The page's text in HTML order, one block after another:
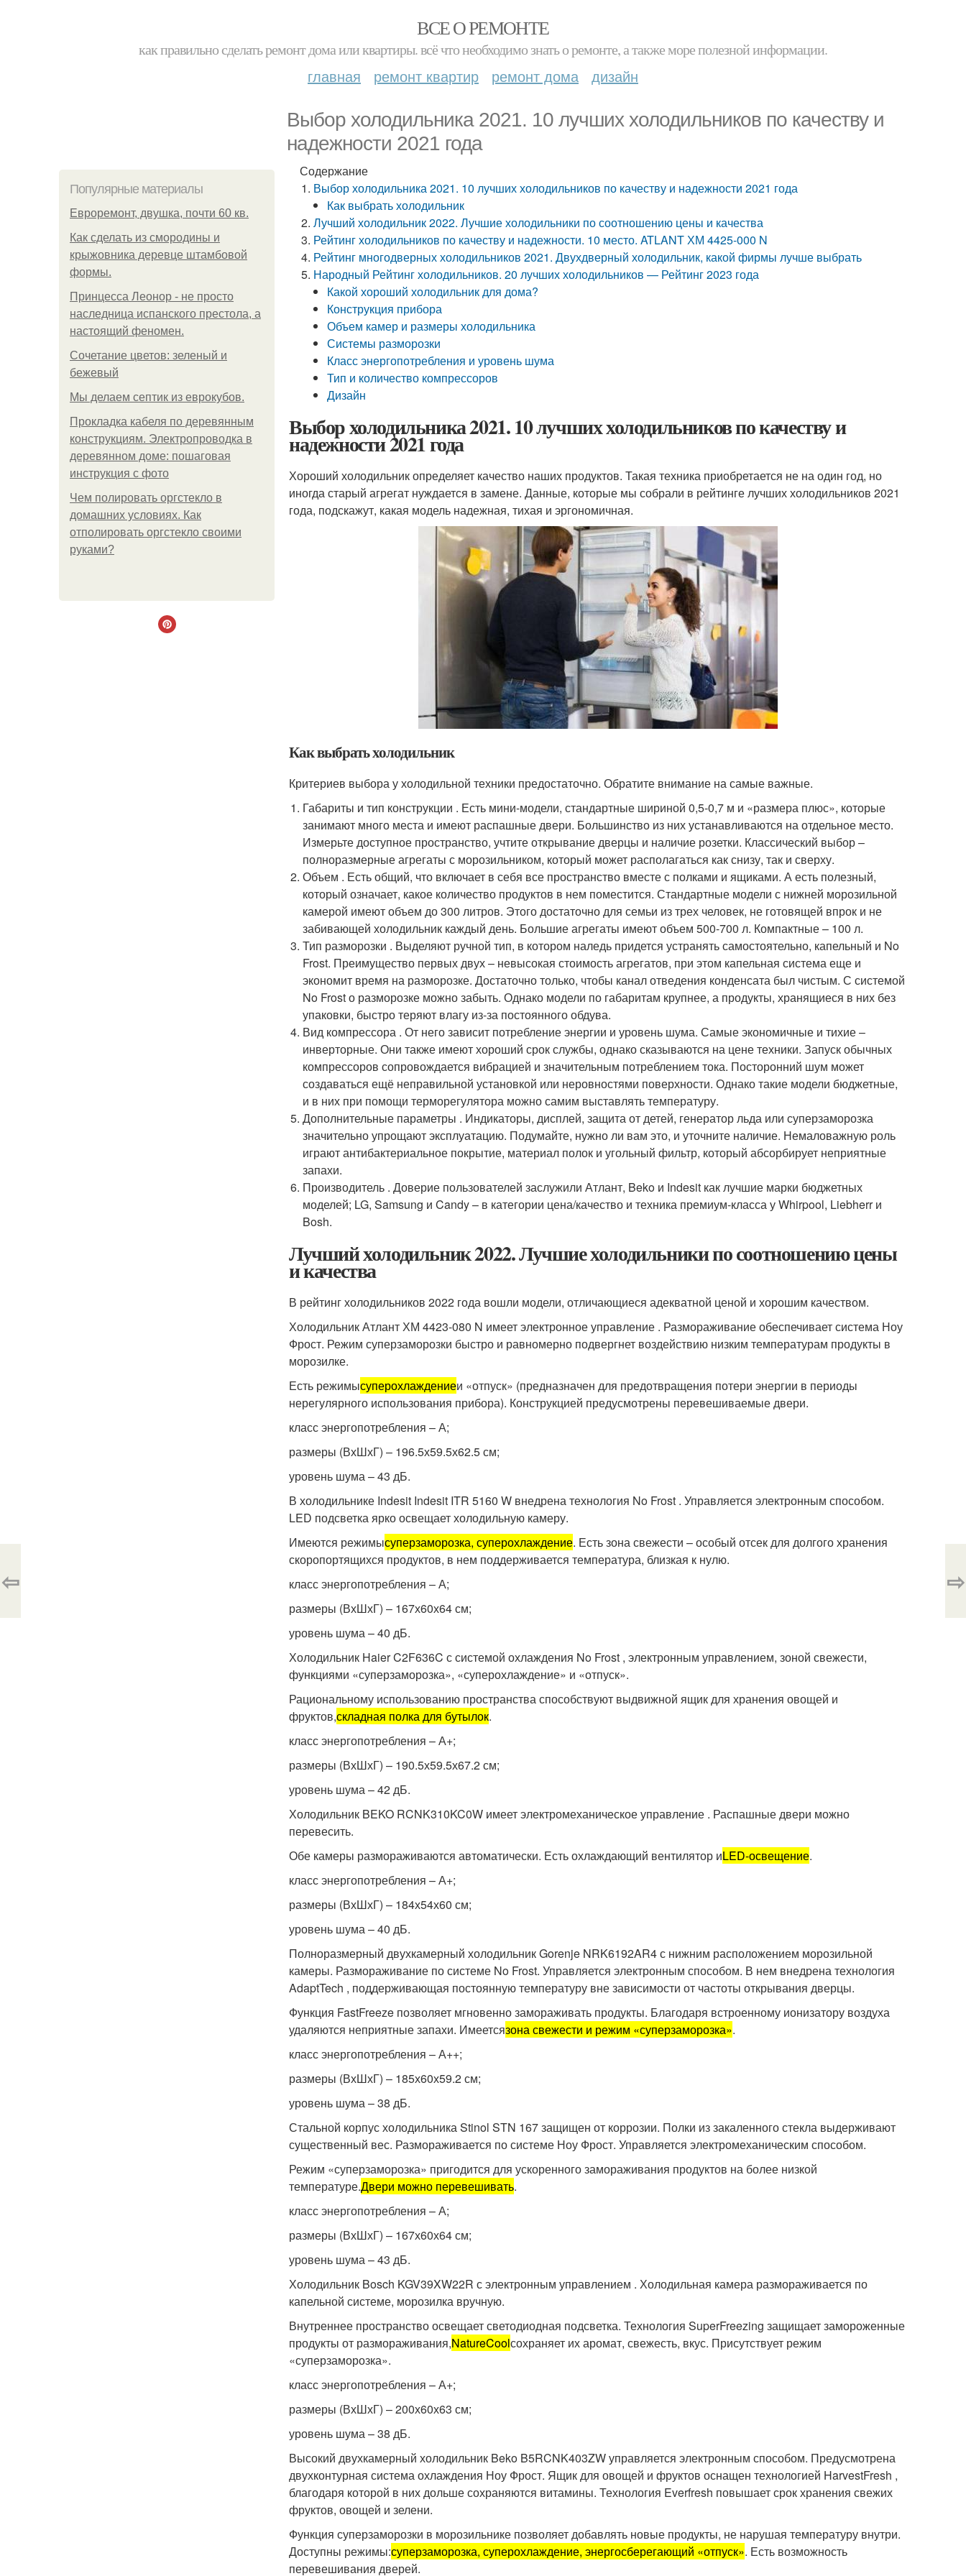
ВСЕ О РЕМОНТЕ
как правильно сделать ремонт дома или квартиры. всё что необходимо знать о ремонте, а также море полезной информации.
главная ремонт квартир ремонт дома дизайн
Выбор холодильника 2021. 10 лучших холодильников по качеству и
надежности 2021 года
Популярные материалы
Евроремонт, двушка, почти 60 кв.
Как сделать из смородины и
крыжовника деревце штамбовой
формы.
Принцесса Леонор - не просто
наследница испанского престола, а
настоящий феномен.
Сочетание цветов: зеленый и
бежевый
Мы делаем септик из еврокубов.
Прокладка кабеля по деревянным
конструкциям. Электропроводка в
деревянном доме: пошаговая
инструкция с фото
Чем полировать оргстекло в
домашних условиях. Как
отполировать оргстекло своими
руками?
Содержание
Выбор холодильника 2021. 10 лучших холодильников по качеству и надежности 2021 года
Как выбрать холодильник
Лучший холодильник 2022. Лучшие холодильники по соотношению цены и качества
Рейтинг холодильников по качеству и надежности. 10 место. ATLANT ХМ 4425-000 N
Рейтинг многодверных холодильников 2021. Двухдверный холодильник, какой фирмы лучше выбрать
Народный Рейтинг холодильников. 20 лучших холодильников — Рейтинг 2023 года
Какой хороший холодильник для дома?
Конструкция прибора
Объем камер и размеры холодильника
Системы разморозки
Класс энергопотребления и уровень шума
Тип и количество компрессоров
Дизайн
Выбор холодильника 2021. 10 лучших холодильников по качеству и
надежности 2021 года
Хороший холодильник определяет качество наших продуктов. Такая техника приобретается не на один год, но
иногда старый агрегат нуждается в замене. Данные, которые мы собрали в рейтинге лучших холодильников 2021
года, подскажут, какая модель надежная, тихая и эргономичная.
Как выбрать холодильник
Критериев выбора у холодильной техники предостаточно. Обратите внимание на самые важные.
Габариты и тип конструкции . Есть мини-модели, стандартные шириной 0,5-0,7 м и «размера плюс», которые
занимают много места и имеют распашные двери. Большинство из них устанавливаются на отдельное место.
Измерьте доступное пространство, учтите открывание дверцы и наличие розетки. Классический выбор –
полноразмерные агрегаты с морозильником, который может располагаться как снизу, так и сверху.
Объем . Есть общий, что включает в себя все пространство вместе с полками и ящиками. А есть полезный,
который означает, какое количество продуктов в нем поместится. Стандартные модели с нижней морозильной
камерой имеют объем до 300 литров. Этого достаточно для семьи из трех человек, не готовящей впрок и не
забивающей холодильник каждый день. Большие агрегаты имеют объем 500-700 л. Компактные – 100 л.
Тип разморозки . Выделяют ручной тип, в котором наледь придется устранять самостоятельно, капельный и No
Frost. Преимущество первых двух – невысокая стоимость агрегатов, при этом капельная система еще и
экономит время на разморозке. Достаточно только, чтобы канал отведения конденсата был чистым. С системой
No Frost о разморозке можно забыть. Однако модели по габаритам крупнее, а продукты, хранящиеся в них без
упаковки, быстро теряют влагу из-за постоянного обдува.
Вид компрессора . От него зависит потребление энергии и уровень шума. Самые экономичные и тихие –
инверторные. Они также имеют хороший срок службы, однако сказываются на цене техники. Запуск обычных
компрессоров сопровождается вибрацией и значительным потреблением тока. Посторонний шум может
создаваться ещё неправильной установкой или неровностями поверхности. Однако такие модели бюджетные,
и в них при помощи терморегулятора можно самим выставлять температуру.
Дополнительные параметры . Индикаторы, дисплей, защита от детей, генератор льда или суперзаморозка
значительно упрощают эксплуатацию. Подумайте, нужно ли вам это, и уточните наличие. Немаловажную роль
играют антибактериальное покрытие, материал полок и угольный фильтр, который абсорбирует неприятные
запахи.
Производитель . Доверие пользователей заслужили Атлант, Beko и Indesit как лучшие марки бюджетных
моделей; LG, Samsung и Candy – в категории цена/качество и техника премиум-класса у Whirpool, Liebherr и
Bosh.
Лучший холодильник 2022. Лучшие холодильники по соотношению цены
и качества
В рейтинг холодильников 2022 года вошли модели, отличающиеся адекватной ценой и хорошим качеством.
Холодильник Атлант ХМ 4423-080 N имеет электронное управление . Размораживание обеспечивает система Ноу
Фрост. Режим суперзаморозки быстро и равномерно подвергнет воздействию низким температурам продукты в
морозилке.
Есть режимысуперохлаждениеи «отпуск» (предназначен для предотвращения потери энергии в периоды
нерегулярного использования прибора). Конструкцией предусмотрены перевешиваемые двери.
класс энергопотребления – А;
размеры (ВхШхГ) – 196.5х59.5х62.5 см;
уровень шума – 43 дБ.
В холодильнике Indesit Indesit ITR 5160 W внедрена технология No Frost . Управляется электронным способом.
LED подсветка ярко освещает холодильную камеру.
Имеются режимысуперзаморозка, суперохлаждение. Есть зона свежести – особый отсек для долгого хранения
скоропортящихся продуктов, в нем поддерживается температура, близкая к нулю.
класс энергопотребления – А;
размеры (ВхШхГ) – 167х60х64 см;
уровень шума – 40 дБ.
Холодильник Haier C2F636C с системой охлаждения No Frost , электронным управлением, зоной свежести,
функциями «суперзаморозка», «суперохлаждение» и «отпуск».
Рациональному использованию пространства способствуют выдвижной ящик для хранения овощей и
фруктов,складная полка для бутылок.
класс энергопотребления – А+;
размеры (ВхШхГ) – 190.5х59.5х67.2 см;
уровень шума – 42 дБ.
Холодильник BEKO RCNK310KC0W имеет электромеханическое управление . Распашные двери можно
перевесить.
Обе камеры размораживаются автоматически. Есть охлаждающий вентилятор иLED-освещение.
класс энергопотребления – А+;
размеры (ВхШхГ) – 184х54х60 см;
уровень шума – 40 дБ.
Полноразмерный двухкамерный холодильник Gorenje NRK6192AR4 с нижним расположением морозильной
камеры. Размораживание по системе No Frost. Управляется электронным способом. В нем внедрена технология
AdaptTech , поддерживающая постоянную температуру вне зависимости от частоты открывания дверцы.
Функция FastFreeze позволяет мгновенно замораживать продукты. Благодаря встроенному ионизатору воздуха
удаляются неприятные запахи. Имеетсязона свежести и режим «суперзаморозка».
класс энергопотребления – А++;
размеры (ВхШхГ) – 185х60х59.2 см;
уровень шума – 38 дБ.
Стальной корпус холодильника Stinol STN 167 защищен от коррозии. Полки из закаленного стекла выдерживают
существенный вес. Размораживается по системе Ноу Фрост. Управляется электромеханическим способом.
Режим «суперзаморозка» пригодится для ускоренного замораживания продуктов на более низкой
температуре.Двери можно перевешивать.
класс энергопотребления – А;
размеры (ВхШхГ) – 167х60х64 см;
уровень шума – 43 дБ.
Холодильник Bosch KGV39XW22R с электронным управлением . Холодильная камера размораживается по
капельной системе, морозилка вручную.
Внутреннее пространство освещает светодиодная подсветка. Технология SuperFreezing защищает замороженные
продукты от размораживания,NatureCoolсохраняет их аромат, свежесть, вкус. Присутствует режим
«суперзаморозка».
класс энергопотребления – А+;
размеры (ВхШхГ) – 200х60х63 см;
уровень шума – 38 дБ.
Высокий двухкамерный холодильник Beko B5RCNK403ZW управляется электронным способом. Предусмотрена
двухконтурная система охлаждения Ноу Фрост. Ящик для овощей и фруктов оснащен технологией HarvestFresh ,
благодаря которой в них дольше сохраняются витамины. Технология Everfresh повышает срок хранения свежих
фруктов, овощей и зелени.
Функция суперзаморозки в морозильнике позволяет добавлять новые продукты, не нарушая температуру внутри.
Доступны режимы:суперзаморозка, суперохлаждение, энергосберегающий «отпуск». Есть возможность
перевешивания дверей.
⇦ ⇨